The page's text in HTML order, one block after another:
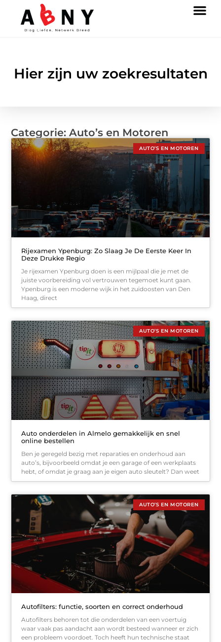
Hier zijn uw zoekresultaten
Categorie: Auto’s en Motoren
AUTO’S EN MOTOREN
Rijexamen Ypenburg: Zo Slaag Je De Eerste Keer In
Deze Drukke Regio
Je rijexamen Ypenburg doen is een mijlpaal die je met de
juiste voorbereiding vol vertrouwen tegemoet kunt gaan.
Ypenburg is een moderne wijk in het zuidoosten van Den
Haag, direct
AUTO’S EN MOTOREN
Auto onderdelen in Almelo gemakkelijk en snel
online bestellen
Ben je geregeld bezig met reparaties en onderhoud aan
auto’s, bijvoorbeeld omdat je een garage of een werkplaats
hebt, of omdat je graag aan je eigen auto sleutelt? Dan weet
AUTO’S EN MOTOREN
Autofilters: functie, soorten en correct onderhoud
Autofilters behoren tot die onderdelen van een voertuig
waar vaak pas aandacht aan wordt besteed wanneer er zich
een probleem voordoet. Toch heeft hun technische staat